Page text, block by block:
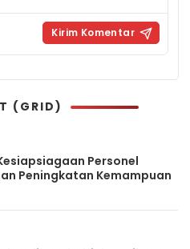
(GRID)
Personel
Peningkatan Kemampuan